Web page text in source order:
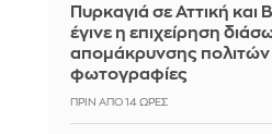
Πυρκαγιά σε Αττική και
έγινε η επιχείρηση
απομάκρυνσης πολιτών -
φωτογραφίες
ΠΡΙΝ ΑΠΌ 14 ΏΡΕΣ